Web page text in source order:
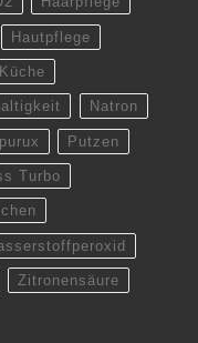
Hautpflege
Küche
Natron
purux Putzen
Turbo
Zitronensäure